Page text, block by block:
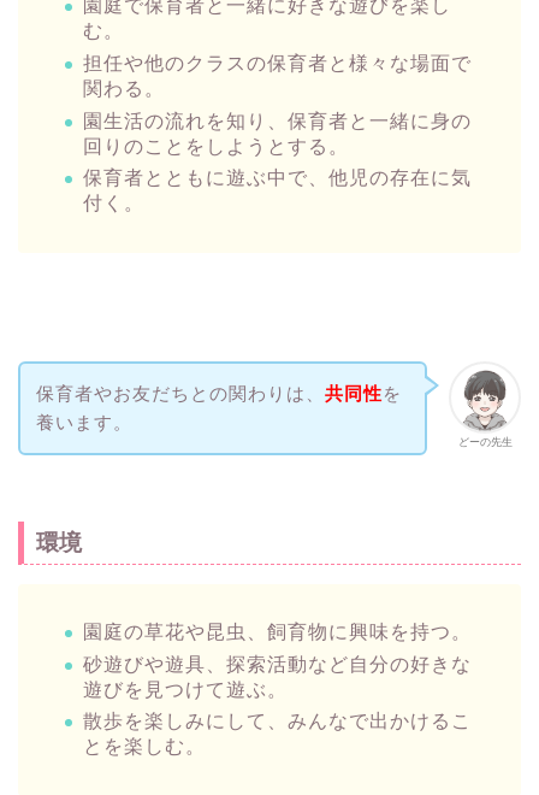
園庭で保育者と一緒に好きな遊びを楽し
む。
担任や他のクラスの保育者と様々な場面で
関わる。
園生活の流れを知り、保育者と一緒に身の
回りのことをしようとする。
保育者とともに遊ぶ中で、他児の存在に気
付く。
どーの先生
保育者やお友だちとの関わりは、 共同性を
養います。
環境
園庭の草花や昆虫、飼育物に興味を持つ。
砂遊びや遊具、探索活動など自分の好きな
遊びを見つけて遊ぶ。
散歩を楽しみにして、みんなで出かけるこ
とを楽しむ。